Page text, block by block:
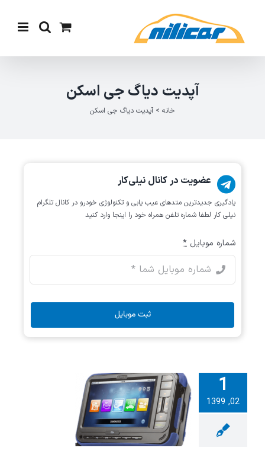
content
آپدیت دیاگ جی اسکن
خانه > آپدیت دیاگ جی اسکن
1
02, 1399
ویدئو:روش انجام Os
update یا آپدیت
عامل برای
جی اسکن
عضویت در کانال نیلی‌کار
یادگیری جدیدترین متد‌های عیب یابی‌ و تکنولوژی خودرو در کانال تلگرام
نیلی کار لطفا شماره تلفن همراه خود را اینجا وارد کنید
شماره موبایل *
ثبت موبایل